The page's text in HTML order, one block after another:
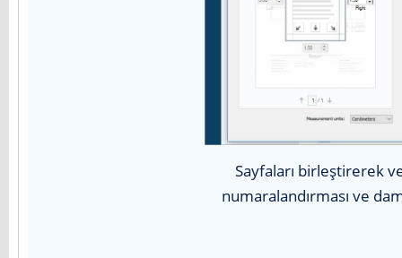
Sayfaları birleştirerek
numaralandırması ve